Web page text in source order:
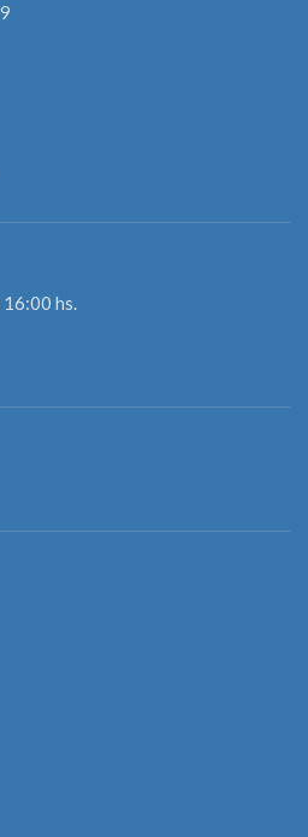
16:00 hs.